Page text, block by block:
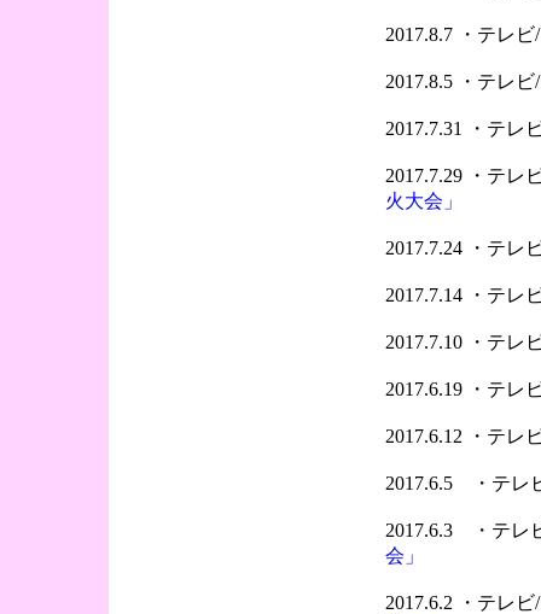
2017.8.7 ・テレ
2017.8.5 ・テレ
2017.7.31 ・テレ
2017.7.29 ・テレ
火大会」
2017.7.24 ・テレ
2017.7.14 ・テレ
2017.7.10 ・テレ
2017.6.19 ・テレ
2017.6.12 ・テレ
2017.6.5 ・テレ
2017.6.3 ・テレ
会」
2017.6.2 ・テレ